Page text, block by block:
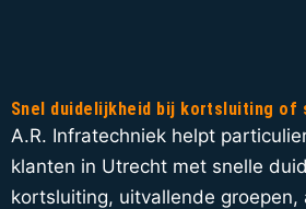
Snel duidelijkheid bij kortsluiting of
A.R. Infratechniek helpt
klanten in Utrecht met snelle
kortsluiting, uitvallende groepen,